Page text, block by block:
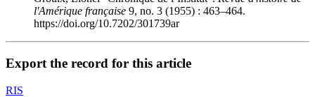
l'Amérique française 9, no. 3 (1955) : 463–464.
https://doi.org/10.7202/301739ar
Export the record for this article
RIS